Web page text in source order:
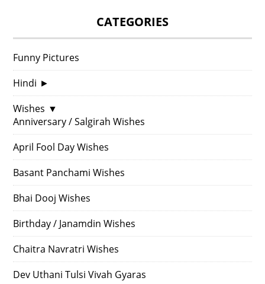
CATEGORIES
Funny Pictures
Hindi ►
Wishes ▼
Anniversary / Salgirah Wishes
April Fool Day Wishes
Basant Panchami Wishes
Bhai Dooj Wishes
Birthday / Janamdin Wishes
Chaitra Navratri Wishes
Dev Uthani Tulsi Vivah Gyaras